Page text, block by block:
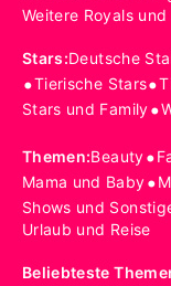
Weitere Royals und
Stars:Deutsche
•Tierische Stars•
Stars und Family•
Themen:Beauty•
Mama und Baby•
Shows und
Urlaub und Reise
Beliebteste